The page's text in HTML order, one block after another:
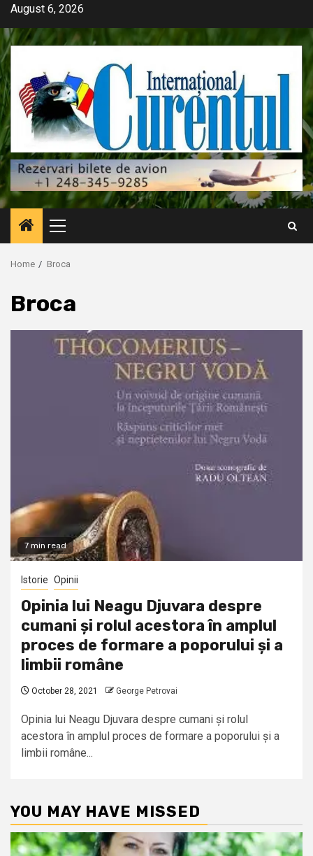
Skip
content
August 6, 2026
Primary
Menu
Home Broca
Broca
7 min read
Istorie Opinii
Opinia lui Neagu Djuvara despre
cumani și rolul acestora în amplul
proces de formare a poporului și a
limbii române
October 28, 2021 George Petrovai
Opinia lui Neagu Djuvara despre cumani și rolul
acestora în amplul proces de formare a poporului și a
limbii române...
YOU MAY HAVE MISSED